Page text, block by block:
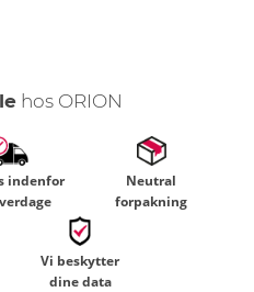
hos ORION
indenfor
Neutral
forpakning
Vi beskytter
dine data